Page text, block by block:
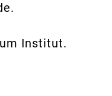
Institut.